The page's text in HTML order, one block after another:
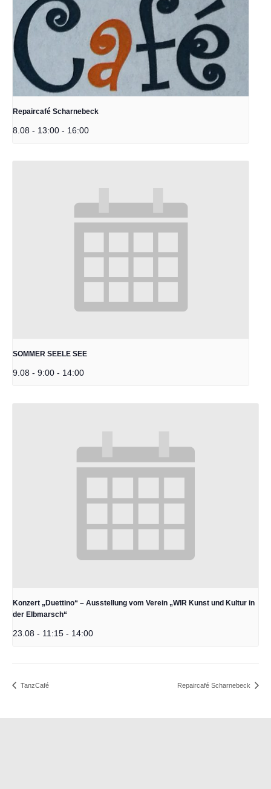
Repaircafé Scharnebeck
8.08 - 13:00 - 16:00
SOMMER SEELE SEE
9.08 - 9:00 - 14:00
Konzert „Duettino“ – Ausstellung vom Verein „WIR Kunst und Kultur in
der Elbmarsch“
23.08 - 11:15 - 14:00
TanzCafé Repaircafé Scharnebeck